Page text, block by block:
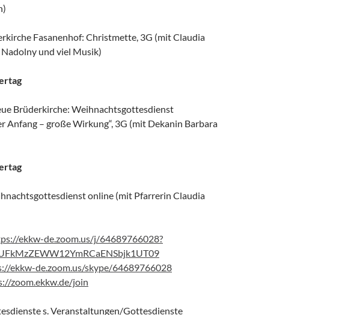
Fasanenhof: Christmette, 3G (mit Claudia
und viel Musik)
Brüderkirche: Weihnachtsgottesdienst
Anfang – große Wirkung“, 3G (mit Dekanin Barbara
online (mit Pfarrerin Claudia
ekkw-de.zoom.us/j/64689766028?
ekkw-de.zoom.us/skype/64689766028
zoom.ekkw.de/join
s. Veranstaltungen/Gottesdienste